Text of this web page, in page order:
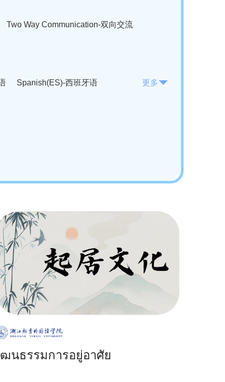
Two Way Communication-双向交流
Spanish(ES)-西班牙语
更多
นธรรมการอยู่อาศัย